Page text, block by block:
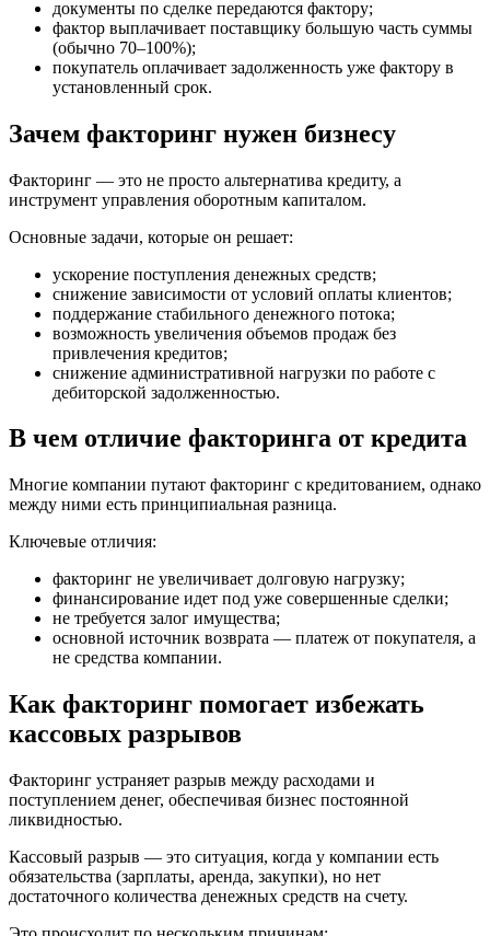
документы по сделке передаются фактору;
фактор выплачивает поставщику большую часть суммы
(обычно 70–100%);
покупатель оплачивает задолженность уже фактору в
установленный срок.
Зачем факторинг нужен бизнесу
Факторинг — это не просто альтернатива кредиту, а
инструмент управления оборотным капиталом.
Основные задачи, которые он решает:
ускорение поступления денежных средств;
снижение зависимости от условий оплаты клиентов;
поддержание стабильного денежного потока;
возможность увеличения объемов продаж без
привлечения кредитов;
снижение административной нагрузки по работе с
дебиторской задолженностью.
В чем отличие факторинга от кредита
Многие компании путают факторинг с кредитованием, однако
между ними есть принципиальная разница.
Ключевые отличия:
факторинг не увеличивает долговую нагрузку;
финансирование идет под уже совершенные сделки;
не требуется залог имущества;
основной источник возврата — платеж от покупателя, а
не средства компании.
Как факторинг помогает избежать
кассовых разрывов
Факторинг устраняет разрыв между расходами и
поступлением денег, обеспечивая бизнес постоянной
ликвидностью.
Кассовый разрыв — это ситуация, когда у компании есть
обязательства (зарплаты, аренда, закупки), но нет
достаточного количества денежных средств на счету.